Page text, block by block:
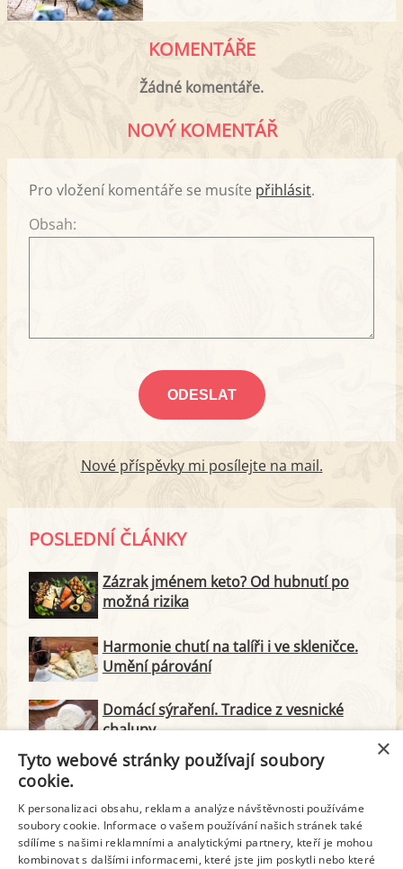
KOMENTÁŘE
Žádné komentáře.
NOVÝ KOMENTÁŘ
Pro vložení komentáře se musíte přihlásit.
Obsah:
Nové příspěvky mi posílejte na mail.
POSLEDNÍ ČLÁNKY
Zázrak jménem keto? Od hubnutí po
možná rizika
Harmonie chutí na talíři i ve skleničce.
Umění párování
Domácí sýraření. Tradice z vesnické
chalupy
Majonéza jako královna teplé kuchyně
Proteinové svačinky za zlomek ceny.
Vyrobte si je doma
×
Tyto webové stránky používají soubory
cookie.
K personalizaci obsahu, reklam a analýze návštěvnosti používáme
soubory cookie. Informace o vašem používání našich stránek také
sdílíme s našimi reklamními a analytickými partnery, kteří je mohou
kombinovat s dalšími informacemi, které jste jim poskytli nebo které